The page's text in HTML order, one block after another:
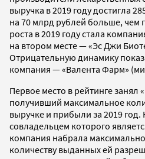
выручка в 2019 году достигла
на 70 млрд рублей больше, чем
роста в 2019 году стала
на втором месте — «Эс Джи
Отрицательную динамику
компания — «Валента Фарм»
Первое место в рейтинге занял
получивший максимальное
выручке и прибыли за 2019
совладельцем которого
компания набрала
количеству выданных ей